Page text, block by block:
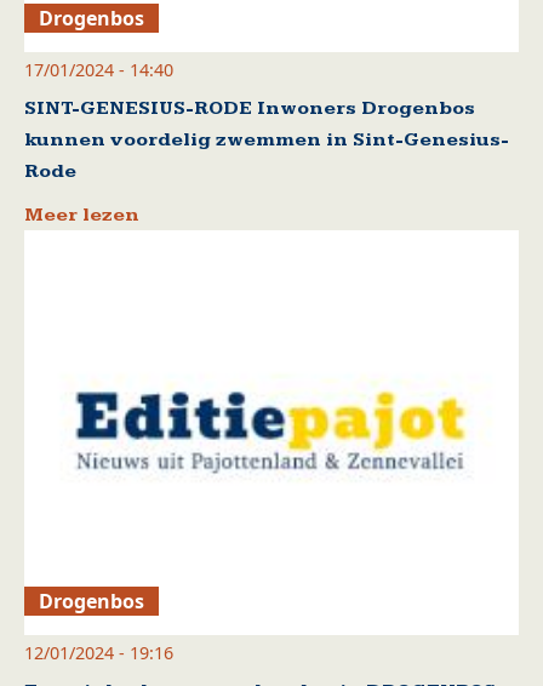
Drogenbos
17/01/2024 - 14:40
SINT-GENESIUS-RODE Inwoners Drogenbos
kunnen voordelig zwemmen in Sint-Genesius-
Rode
Meer lezen
Drogenbos
12/01/2024 - 19:16